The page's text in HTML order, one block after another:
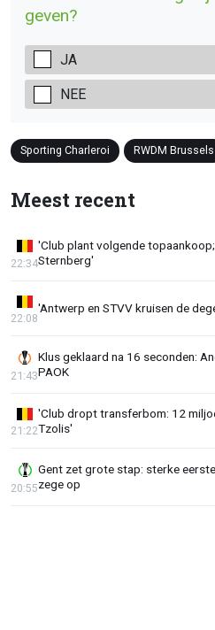
geven?
JA
NEE
Sporting Charleroi RWDM Brussels
Meest recent
'Club plant volgende
Sternberg'
22:34
'Antwerp en STVV kruisen de
22:08
Klus geklaard na 16 seconden:
PAOK
21:43
'Club dropt transferbom: 12
Tzolis'
21:22
Gent zet grote stap: sterke
zege op
20:55